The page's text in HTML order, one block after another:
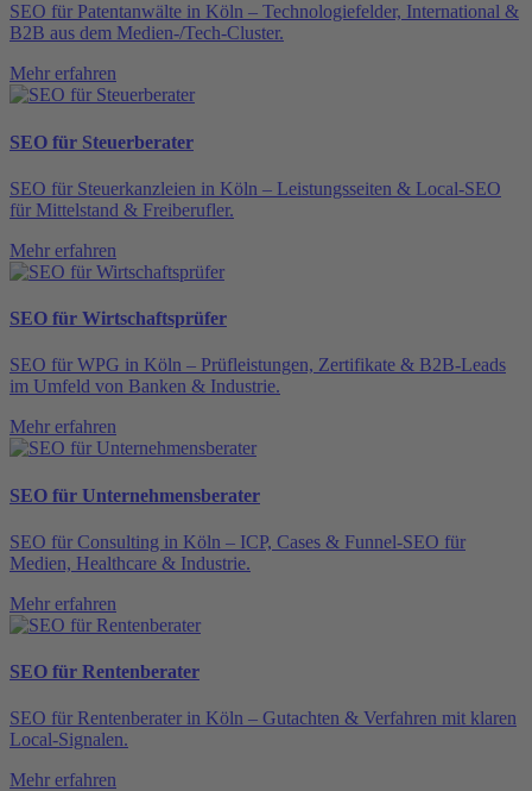
SEO für Patentanwälte in Köln – Technologiefelder, International &
B2B aus dem Medien-/Tech-Cluster.
Mehr erfahren
SEO für Steuerberater
SEO für Steuerkanzleien in Köln – Leistungsseiten & Local-SEO
für Mittelstand & Freiberufler.
Mehr erfahren
SEO für Wirtschaftsprüfer
SEO für WPG in Köln – Prüfleistungen, Zertifikate & B2B-Leads
im Umfeld von Banken & Industrie.
Mehr erfahren
SEO für Unternehmensberater
SEO für Consulting in Köln – ICP, Cases & Funnel-SEO für
Medien, Healthcare & Industrie.
Mehr erfahren
SEO für Rentenberater
SEO für Rentenberater in Köln – Gutachten & Verfahren mit klaren
Local-Signalen.
Mehr erfahren